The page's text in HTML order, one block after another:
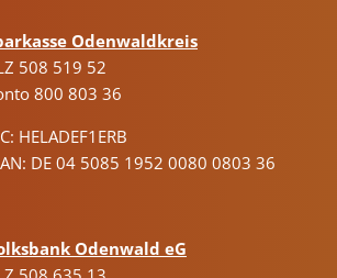
Odenwaldkreis
508 519 52
800 803 36
HELADEF1ERB
DE 04 5085 1952 0080 0803 36
Odenwald eG